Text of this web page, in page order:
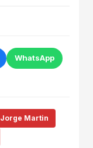
WhatsApp
Jorge Martin